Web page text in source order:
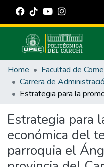
Communities & Collections
All of DSpace
Statistics
Estadísticas Externas
Manuales
Home
Estrategia para
económica del
parroquia el